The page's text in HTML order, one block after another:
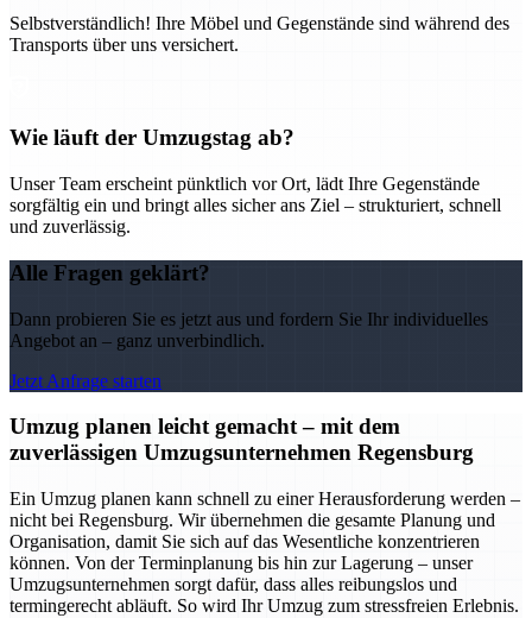
Selbstverständlich! Ihre Möbel und Gegenstände sind während des
Transports über uns versichert.
Wie läuft der Umzugstag ab?
Unser Team erscheint pünktlich vor Ort, lädt Ihre Gegenstände
sorgfältig ein und bringt alles sicher ans Ziel – strukturiert, schnell
und zuverlässig.
Alle Fragen geklärt?
Dann probieren Sie es jetzt aus und fordern Sie Ihr individuelles
Angebot an – ganz unverbindlich.
Jetzt Anfrage starten
Umzug planen leicht gemacht – mit dem
zuverlässigen Umzugsunternehmen Regensburg
Ein Umzug planen kann schnell zu einer Herausforderung werden –
nicht bei Regensburg. Wir übernehmen die gesamte Planung und
Organisation, damit Sie sich auf das Wesentliche konzentrieren
können. Von der Terminplanung bis hin zur Lagerung – unser
Umzugsunternehmen sorgt dafür, dass alles reibungslos und
termingerecht abläuft. So wird Ihr Umzug zum stressfreien Erlebnis.